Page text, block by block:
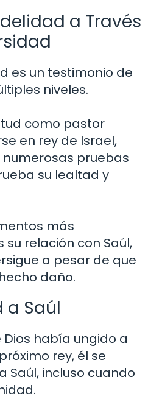
a Través
es un testimonio de
niveles.
como pastor
en rey de Israel,
pruebas
su lealtad y
más
su relación con Saúl,
a pesar de que
daño.
a Saúl
había ungido a
rey, él se
Saúl, incluso cuando